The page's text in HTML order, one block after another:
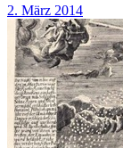
2. März 2014